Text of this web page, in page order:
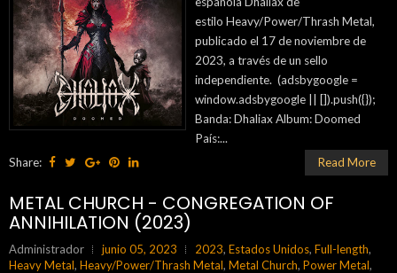
estilo Heavy/Power/Thrash Metal,
publicado el 17 de noviembre de
2023, a través de un sello
independiente. (adsbygoogle =
window.adsbygoogle || []).push({});
Banda: Dhaliax Album: Doomed
País:...
Share:
Read More
METAL CHURCH - CONGREGATION OF
ANNIHILATION (2023)
Administrador junio 05, 2023 2023, Estados Unidos, Full-length,
Heavy Metal, Heavy/Power/Thrash Metal, Metal Church, Power Metal,